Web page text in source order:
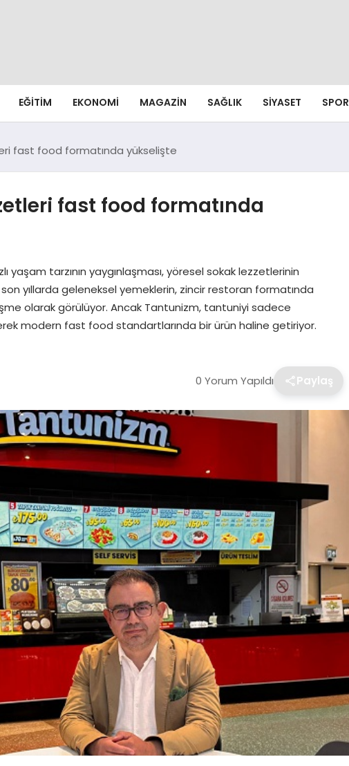
EĞITIM EKONOMI MAGAZIN SAĞLIK SIYASET SPOR
fast food formatında yükselişte
fast food formatında
yaşam tarzının yaygınlaşması, yöresel sokak lezzetlerinin
yıllarda geleneksel yemeklerin, zincir restoran formatında
olarak görülüyor. Ancak Tantunizm, tantuniyi sadece
modern fast food standartlarında bir ürün haline getiriyor.
0 Yorum Yapıldı Paylaş